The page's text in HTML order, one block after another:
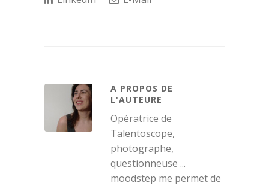
A PROPOS DE
L'AUTEURE
Opératrice de
Talentoscope,
photographe,
questionneuse ...
moodstep me permet de